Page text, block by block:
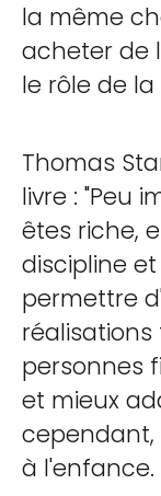
la même
acheter de
le rôle de
Thomas
livre : "Peu
êtes riche,
discipline
permettre
personnes
et mieux
cependant,
à l'enfance.